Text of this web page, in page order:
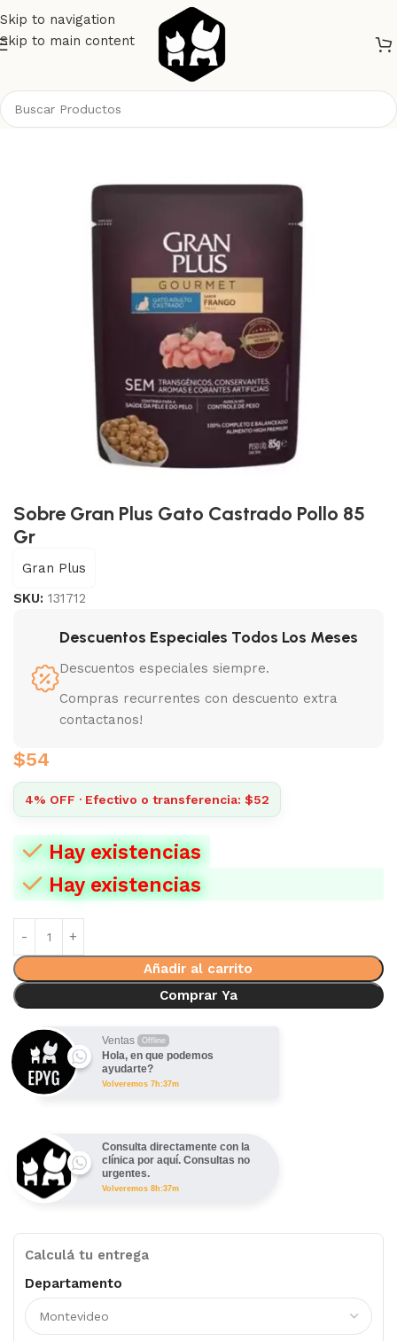
Skip to navigation
Skip to main content
Sobre Gran Plus Gato Castrado Pollo 85
Gr
Gran Plus
SKU: 131712
Descuentos Especiales Todos Los Meses
Descuentos especiales siempre.
Compras recurrentes con descuento extra
contactanos!
$54
4% OFF · Efectivo o transferencia: $52
Hay existencias
Hay existencias
Añadir al carrito
Comprar Ya
Ventas Offline
Hola, en que podemos
ayudarte?
Volveremos 7h:37m
Consulta directamente con la
clínica por aquí. Consultas no
urgentes.
Volveremos 8h:37m
Calculá tu entrega
Departamento